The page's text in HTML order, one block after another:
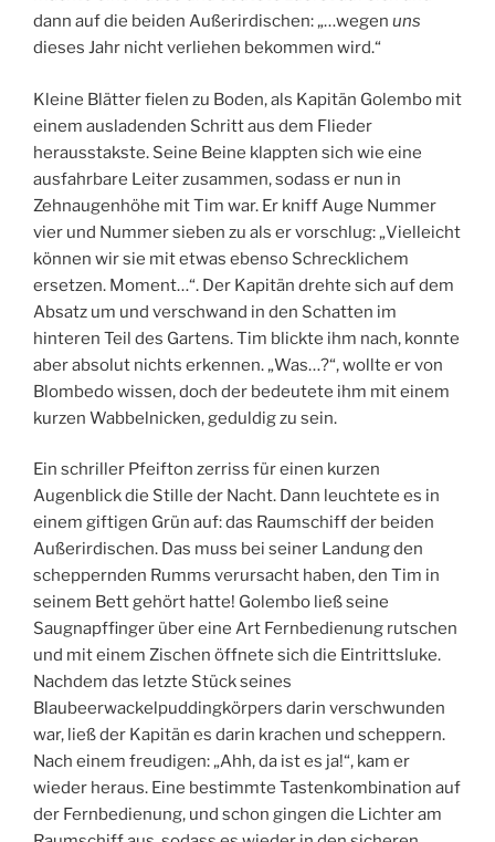
dann auf die beiden Außerirdischen: „…wegen uns
dieses Jahr nicht verliehen bekommen wird.“
Kleine Blätter fielen zu Boden, als Kapitän Golembo mit
einem ausladenden Schritt aus dem Flieder
herausstakste. Seine Beine klappten sich wie eine
ausfahrbare Leiter zusammen, sodass er nun in
Zehnaugenhöhe mit Tim war. Er kniff Auge Nummer
vier und Nummer sieben zu als er vorschlug: „Vielleicht
können wir sie mit etwas ebenso Schrecklichem
ersetzen. Moment…“. Der Kapitän drehte sich auf dem
Absatz um und verschwand in den Schatten im
hinteren Teil des Gartens. Tim blickte ihm nach, konnte
aber absolut nichts erkennen. „Was…?“, wollte er von
Blombedo wissen, doch der bedeutete ihm mit einem
kurzen Wabbelnicken, geduldig zu sein.
Ein schriller Pfeifton zerriss für einen kurzen
Augenblick die Stille der Nacht. Dann leuchtete es in
einem giftigen Grün auf: das Raumschiff der beiden
Außerirdischen. Das muss bei seiner Landung den
scheppernden Rumms verursacht haben, den Tim in
seinem Bett gehört hatte! Golembo ließ seine
Saugnapffinger über eine Art Fernbedienung rutschen
und mit einem Zischen öffnete sich die Eintrittsluke.
Nachdem das letzte Stück seines
Blaubeerwackelpuddingkörpers darin verschwunden
war, ließ der Kapitän es darin krachen und scheppern.
Nach einem freudigen: „Ahh, da ist es ja!“, kam er
wieder heraus. Eine bestimmte Tastenkombination auf
der Fernbedienung, und schon gingen die Lichter am